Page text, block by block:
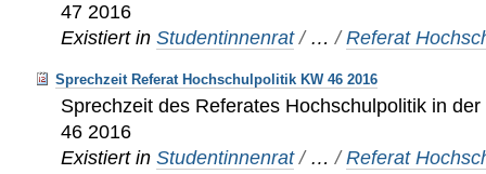
47 2016
Existiert in Studentinnenrat / …/Referat
Sprechzeit Referat Hochschulpolitik KW 46 2016
Sprechzeit des Referates Hochschulpolitik in
46 2016
Existiert in Studentinnenrat / …/Referat